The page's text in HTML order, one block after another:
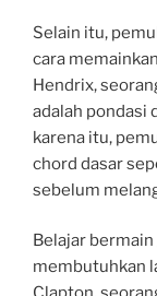
Selain itu,
cara
Hendrix,
adalah pondasi
karena itu,
chord dasar
sebelum
Belajar
membutuhkan